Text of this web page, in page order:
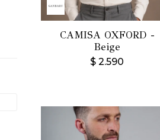
CAMISA OXFORD -
Beige
$ 2.590